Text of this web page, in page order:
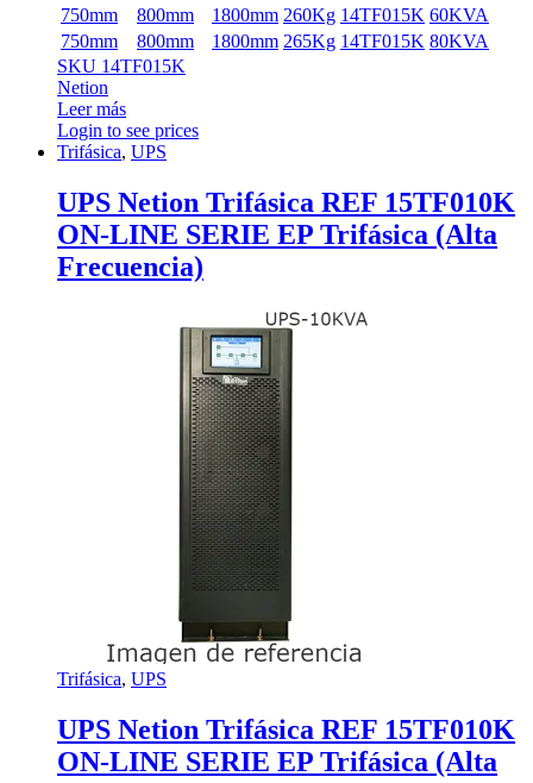
750mm
800mm 1800mm 260Kg 14TF015K 60KVA
750mm
800mm 1800mm 265Kg 14TF015K 80KVA
SKU 14TF015K
Netion
Leer más
Login to see prices
Trifásica, UPS
UPS Netion Trifásica REF 15TF010K
ON-LINE SERIE EP Trifásica (Alta
Frecuencia)
Trifásica, UPS
UPS Netion Trifásica REF 15TF010K
ON-LINE SERIE EP Trifásica (Alta